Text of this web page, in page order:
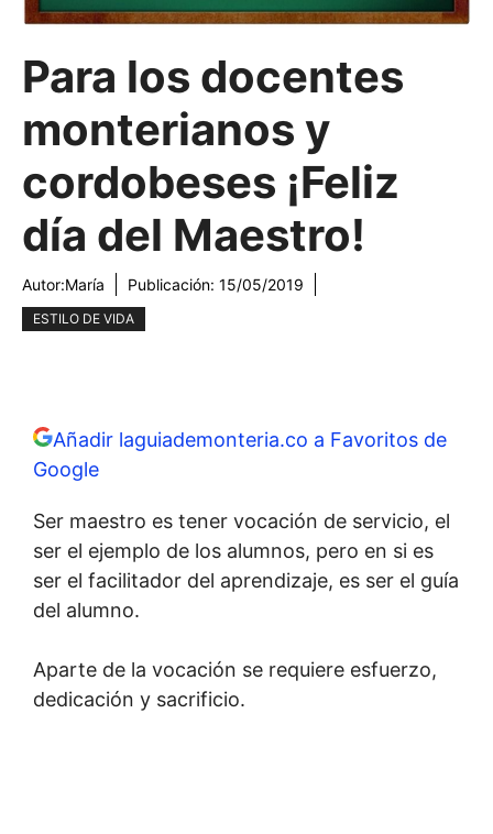
Para los docentes
monterianos y
cordobeses ¡Feliz
día del Maestro!
Autor:María Publicación: 15/05/2019
ESTILO DE VIDA
Añadir laguiademonteria.co a Favoritos de
Google
Ser maestro es tener vocación de servicio, el
ser el ejemplo de los alumnos, pero en si es
ser el facilitador del aprendizaje, es ser el guía
del alumno.
Aparte de la vocación se requiere esfuerzo,
dedicación y sacrificio.